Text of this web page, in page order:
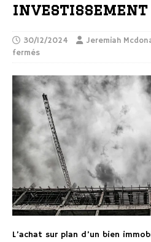
investissement
30/12/2024 Jeremiah
fermés
L’achat sur plan d’un bien